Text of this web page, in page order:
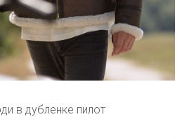
в дубленке пилот